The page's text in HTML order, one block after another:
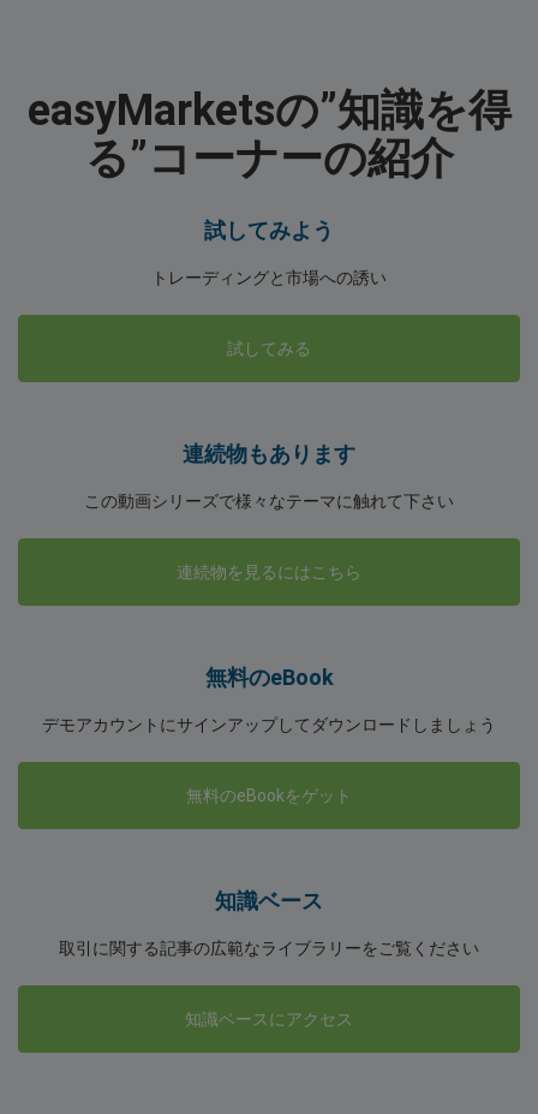
easyMarketsの”知識を得
る”コーナーの紹介
試してみよう
トレーディングと市場への誘い
試してみる
連続物もあります
この動画シリーズで様々なテーマに触れて下さい
連続物を見るにはこちら
無料のeBook
デモアカウントにサインアップしてダウンロードしましょう
無料のeBookをゲット
知識ベース
取引に関する記事の広範なライブラリーをご覧ください
知識ベースにアクセス